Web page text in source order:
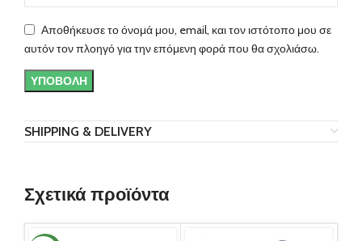
Αποθήκευσε το όνομά μου, email, και τον ιστότοπο μου σε
αυτόν τον πλοηγό για την επόμενη φορά που θα σχολιάσω.
SHIPPING & DELIVERY
Σχετικά προϊόντα